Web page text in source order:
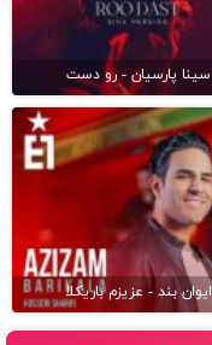
سینا پارسیان - رو دست
ایوان بند - عزیزم باریکلا